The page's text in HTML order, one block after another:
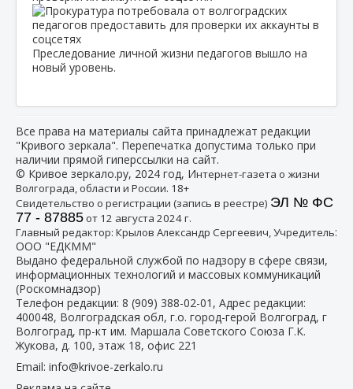
Преследование личной жизни педагогов вышло на
новый уровень.
Все права на материалы сайта принадлежат редакции
"Кривого зеркала". Перепечатка допустима только при
наличии прямой гиперссылки на сайт.
© Кривое зеркало.ру, 2024 год, Интернет-газета о жизни
Волгограда, области и России. 18+
Свидетельство о регистрации (запись в реестре) ЭЛ № ФС
77 - 87885от 12 августа 2024 г.
Главный редактор: Крылов Александр Сергеевич, Учредитель:
ООО "ЕДКММ"
Выдано федеральной службой по надзору в сфере связи,
информационных технологий и массовых коммуникаций
(Роскомнадзор)
Телефон редакции: 8 (909) 388-02-01 , Адрес редакции:
400048, Волгоградская обл, г.о. город-герой Волгоград, г
Волгоград, пр-кт им. Маршала Советского Союза Г.К.
Жукова, д. 100, этаж 18, офис 221
Email: info@krivoe-zerkalo.ru